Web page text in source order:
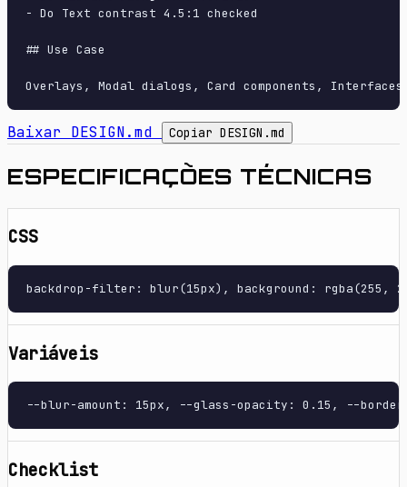
- Do Text contrast 4.5:1 checked
## Use Case
Baixar DESIGN.md Copiar DESIGN.md
ESPECIFICAÇÕES TÉCNICAS
CSS
backdrop-filter: blur(15px), background:
Variáveis
--blur-amount: 15px, --glass-opacity: 0.15, --
Checklist